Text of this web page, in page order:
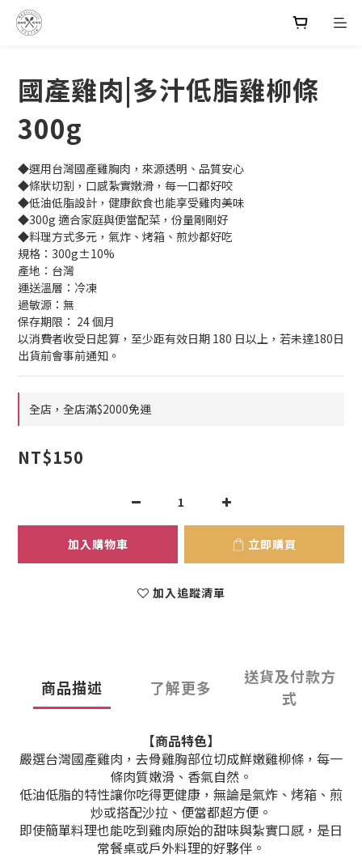
國產雞肉|多汁低脂雞柳條
300g
◆選用台灣國產雞胸肉，來源透明、品質安心
◆條狀切割，口感紮實嫩滑，每一口都好咬
◆低油低脂設計，健康飲食也能享受雞肉美味
◆300g 適合家庭與便當配菜，份量剛剛好
◆料理方式多元，氣炸、烤箱、煎炒都好吃
規格：300g±10%
產地：台灣
運送溫層：冷凍
過敏源：無
保存期限： 24 個月
以消費者收受日起算，至少距有效日期 180 日以上，若未達180日
出貨前會事前通知。
全店，全店滿$2000免運
NT$150
加入購物車 立即購買
加入追蹤清單
商品描述 了解更多
送貨及付款方
式
【商品特色】
嚴選台灣國產雞肉，去骨雞胸部位切成鮮嫩雞柳條，每一
條肉質嫩滑、香氣自然。
低油低脂的特性讓你吃得更健康，無論是氣炸、烤箱、煎
炒或搭配沙拉、便當都超方便。
即使簡單料理也能吃到雞肉原始的甜味與紮實口感，是日
常餐桌或戶外料理的好夥伴。